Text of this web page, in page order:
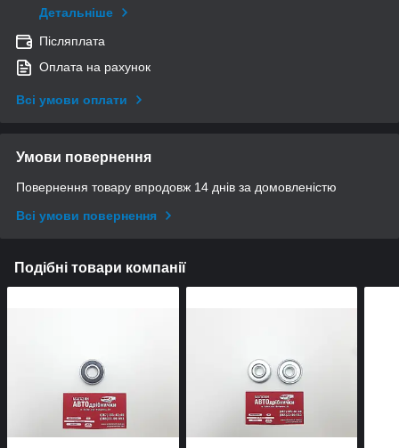
Детальніше
Післяплата
Оплата на рахунок
Всі умови оплати
Умови повернення
Повернення товару впродовж 14 днів за домовленістю
Всі умови повернення
Подібні товари компанії